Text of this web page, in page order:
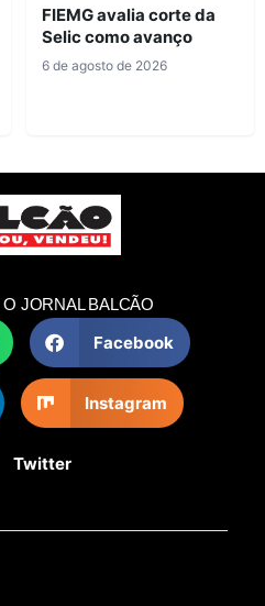
FIEMG avalia corte da
Selic como avanço
6 de agosto de 2026
JORNAL BALCÃO
Facebook
Instagram
Twitter